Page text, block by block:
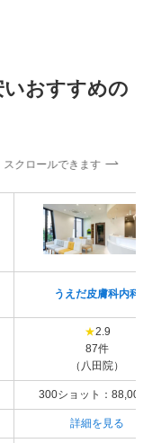
おすすめの
スクロールできます
うえだ皮膚科内科
★2.9
87件
（八田院）
300ショット：88,000
詳細を見る